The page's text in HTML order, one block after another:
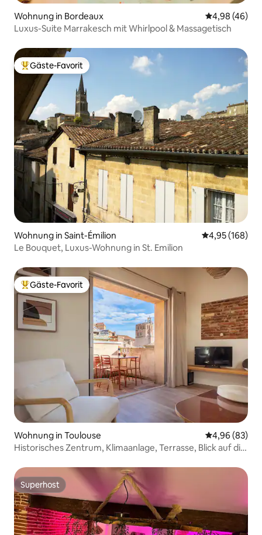
Wohnung in Bordeaux
4,98 (46)
Luxus-Suite Marrakesch mit Whirlpool & Massagetisch
Beliebter Gäste-Favorit.
Gäste-Favorit
Wohnung in Saint-Émilion
4,95 (168)
Le Bouquet, Luxus-Wohnung in St. Emilion
Beliebter Gäste-Favorit.
Gäste-Favorit
Wohnung in Toulouse
4,96 (83)
Historisches Zentrum, Klimaanlage, Terrasse, Blick auf die
Superhost
Superhost